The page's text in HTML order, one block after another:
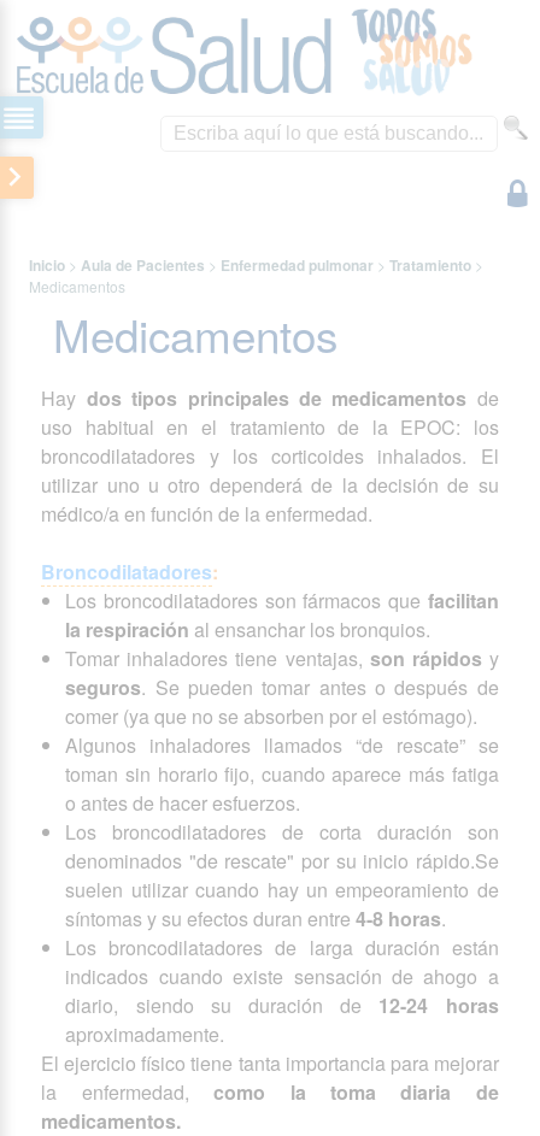
Inicio > Aula de Pacientes > Enfermedad pulmonar >Tratamiento >
Medicamentos
Medicamentos
Hay dos tipos principales de medicamentos de
uso habitual en el tratamiento de la EPOC: los
broncodilatadores y los corticoides inhalados. El
utilizar uno u otro dependerá de la decisión de su
médico/a en función de la enfermedad.
Broncodilatadores:
Los broncodilatadores son fármacos que facilitan
la respiración al ensanchar los bronquios.
Tomar inhaladores tiene ventajas, son rápidos y
seguros. Se pueden tomar antes o después de
comer (ya que no se absorben por el estómago).
Algunos inhaladores llamados “de rescate” se
toman sin horario fijo, cuando aparece más fatiga
o antes de hacer esfuerzos.
Los broncodilatadores de corta duración son
denominados "de rescate" por su inicio rápido.Se
suelen utilizar cuando hay un empeoramiento de
síntomas y su efectos duran entre 4-8 horas.
Los broncodilatadores de larga duración están
indicados cuando existe sensación de ahogo a
diario, siendo su duración de 12-24 horas
aproximadamente.
El ejercicio físico tiene tanta importancia para mejorar
la enfermedad,como la toma diaria de
medicamentos.